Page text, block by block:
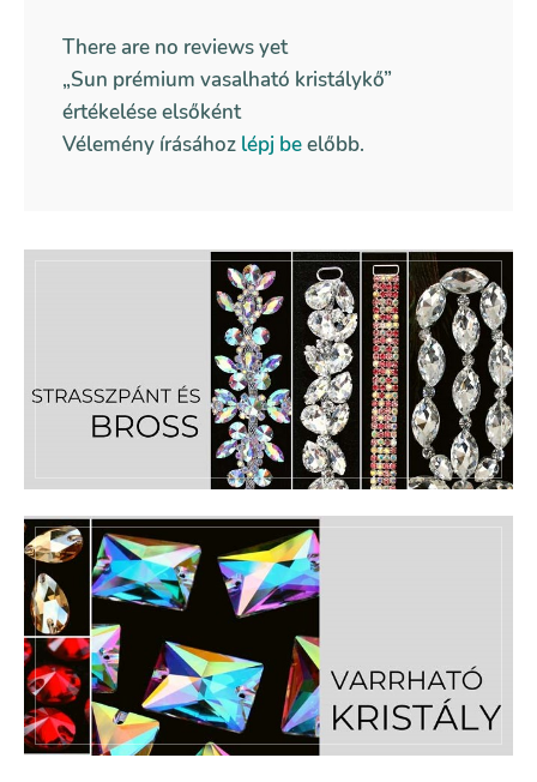
There are no reviews yet
„Sun prémium vasalható kristálykő”
értékelése elsőként
Vélemény írásához lépj beelőbb.